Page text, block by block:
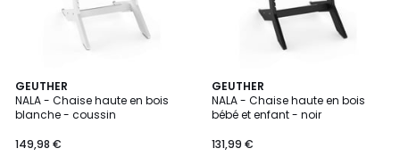
GEUTHER
NALA - Chaise haute en bois
blanche - coussin
149,98 €
GEUTHER
NALA - Chaise haute en bois
bébé et enfant - noir
131,99 €